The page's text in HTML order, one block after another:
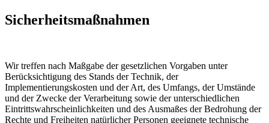
Sicherheitsmaßnahmen
Wir treffen nach Maßgabe der gesetzlichen Vorgaben unter
Berücksichtigung des Stands der Technik, der
Implementierungskosten und der Art, des Umfangs, der Umstände
und der Zwecke der Verarbeitung sowie der unterschiedlichen
Eintrittswahrscheinlichkeiten und des Ausmaßes der Bedrohung der
Rechte und Freiheiten natürlicher Personen geeignete technische